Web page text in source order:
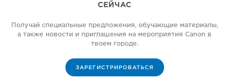
СЕЙЧАС
Получай специальные предложения, обучающие материалы,
а также новости и приглашения на мероприятия Canon в
твоем городе.
ЗАРЕГИСТРИРОВАТЬСЯ